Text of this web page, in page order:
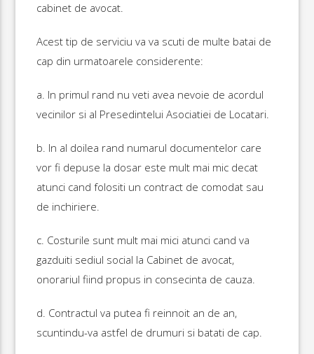
cabinet de avocat.
Acest tip de serviciu va va scuti de multe batai de
cap din urmatoarele considerente:
a. In primul rand nu veti avea nevoie de acordul
vecinilor si al Presedintelui Asociatiei de Locatari.
b. In al doilea rand numarul documentelor care
vor fi depuse la dosar este mult mai mic decat
atunci cand folositi un contract de comodat sau
de inchiriere.
c. Costurile sunt mult mai mici atunci cand va
gazduiti sediul social la Cabinet de avocat,
onorariul fiind propus in consecinta de cauza.
d. Contractul va putea fi reinnoit an de an,
scuntindu-va astfel de drumuri si batati de cap.